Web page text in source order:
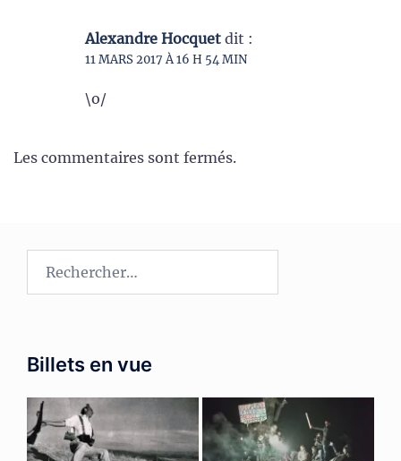
Alexandre Hocquet dit :
11 MARS 2017 À 16 H 54 MIN
\o/
Les commentaires sont fermés.
Billets en vue